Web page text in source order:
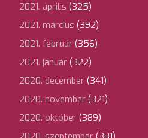
2021. április (325)
2021. március (392)
2021. február (356)
2021. január (322)
2020. december (341)
2020. november (321)
2020. október (389)